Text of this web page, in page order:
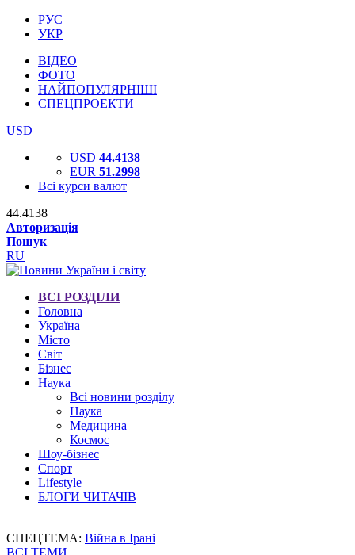
РУС
УКР
ВІДЕО
ФОТО
НАЙПОПУЛЯРНІШІ
СПЕЦПРОЕКТИ
USD
USD 44.4138
EUR 51.2998
Всі курси валют
44.4138
Авторизація
Пошук
RU
ВСІ РОЗДІЛИ
Головна
Україна
Місто
Світ
Бізнес
Наука
Всі новини розділу
Наука
Медицина
Космос
Шоу-бізнес
Спорт
Lifestyle
БЛОГИ ЧИТАЧІВ
СПЕЦТЕМА: Війна в Ірані
ВСІ ТЕМИ